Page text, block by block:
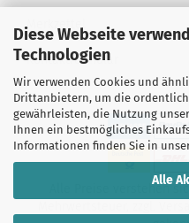
Diese Webseite
Technologien
Wir verwenden Cookies und
Drittanbietern, um die
gewährleisten, die Nutzung
Ihnen ein bestmögliches
Informationen finden Sie in
Alle
Merkzettel
Kontaktformular
Alle Preise verstehen